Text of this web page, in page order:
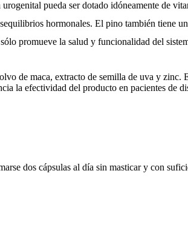
pueda ser dotado idóneamente de
hormonales. El pino también tiene
promueve la salud y funcionalidad del
de maca, extracto de semilla de uva y zinc.
la efectividad del producto en pacientes de
dos cápsulas al día sin masticar y con